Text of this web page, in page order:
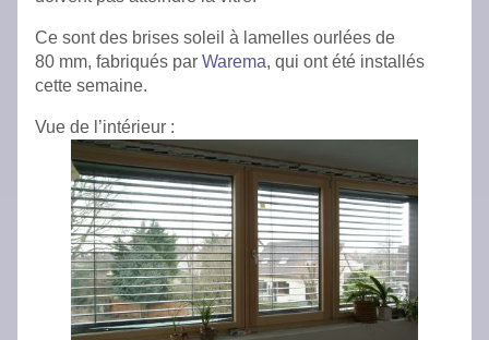
Ce sont des brises soleil à lamelles ourlées de
80 mm, fabriqués par Warema, qui ont été installés
cette semaine.
Vue de l’intérieur :